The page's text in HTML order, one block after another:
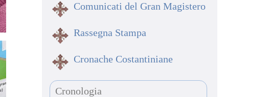
Comunicati del Gran Magistero
Rassegna Stampa
Cronache Costantiniane
Cronologia